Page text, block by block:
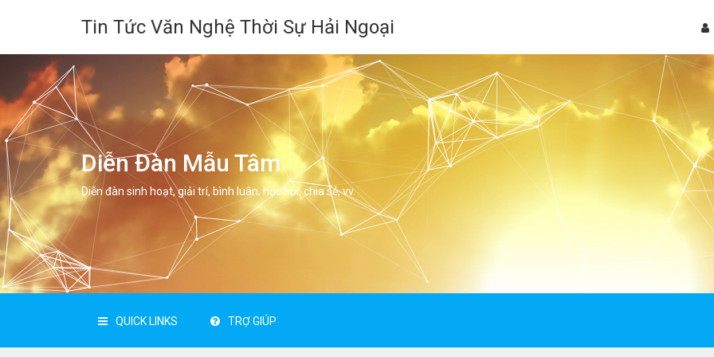
Tin Tức Văn Nghệ Thời Sự Hải Ngoại
Diễn Đàn Mẫu Tâm
Diễn đàn sinh hoạt, giải trí, bình luân, học hỏi, chia sẻ, vv.
QUICK LINKS TRỢ GIÚP